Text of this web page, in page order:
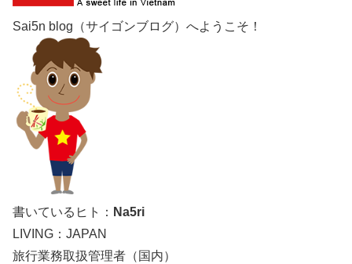
Sai5n blog（サイゴンブログ）へようこそ！
書いているヒト： Na5ri
LIVING：JAPAN
旅行業務取扱管理者（国内）